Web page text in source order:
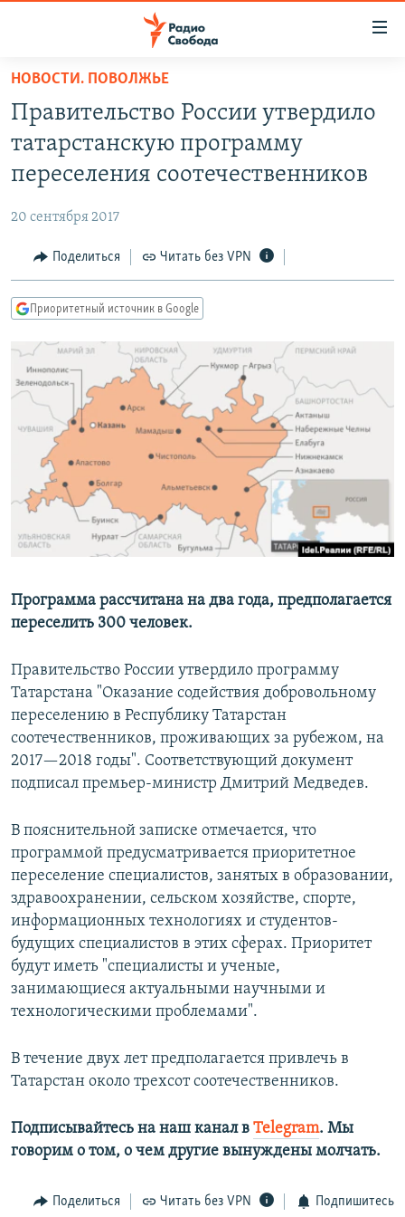
упрощенного
доступа
основному
Вернутся
Вернутся
поиску
ПОДКАСТЫ
АВТОРСКИЕ ПРОЕКТЫ
МНЕНИЯ
КУЛЬТУРА
КАВКАЗ.РЕАЛИИ
СЕВЕР.РЕАЛИИ
СИБИРЬ.РЕАЛИИ
РАСПИСАНИЕ ВЕЩАНИЯ
ПОДПИШИТЕСЬ НА РАССЫЛКУ
СОЦИАЛЬНЫЕ СЕТИ
Все сайты РСЕ/РС
НОВОСТИ. ПОВОЛЖЬЕ
Правительство России утвердило
татарстанскую программу
переселения соотечественников
20 сентября 2017
Поделиться Читать без VPN
Приоритетный источник в Google
Программа рассчитана на два года, предполагается
переселить 300 человек.
Правительство России утвердило программу
Татарстана "Оказание содействия добровольному
переселению в Республику Татарстан
соотечественников, проживающих за рубежом, на
2017—2018 годы". Соответствующий документ
подписал премьер-министр Дмитрий Медведев.
В пояснительной записке отмечается, что
программой предусматривается приоритетное
переселение специалистов, занятых в образовании,
здравоохранении, сельском хозяйстве, спорте,
информационных технологиях и студентов-
будущих специалистов в этих сферах. Приоритет
будут иметь "специалисты и ученые,
занимающиеся актуальными научными и
технологическими проблемами".
В течение двух лет предполагается привлечь в
Татарстан около трехсот соотечественников.
Подписывайтесь на наш канал в Telegram. Мы
говорим о том, о чем другие вынуждены молчать.
Поделиться Читать без VPN Подпишитесь